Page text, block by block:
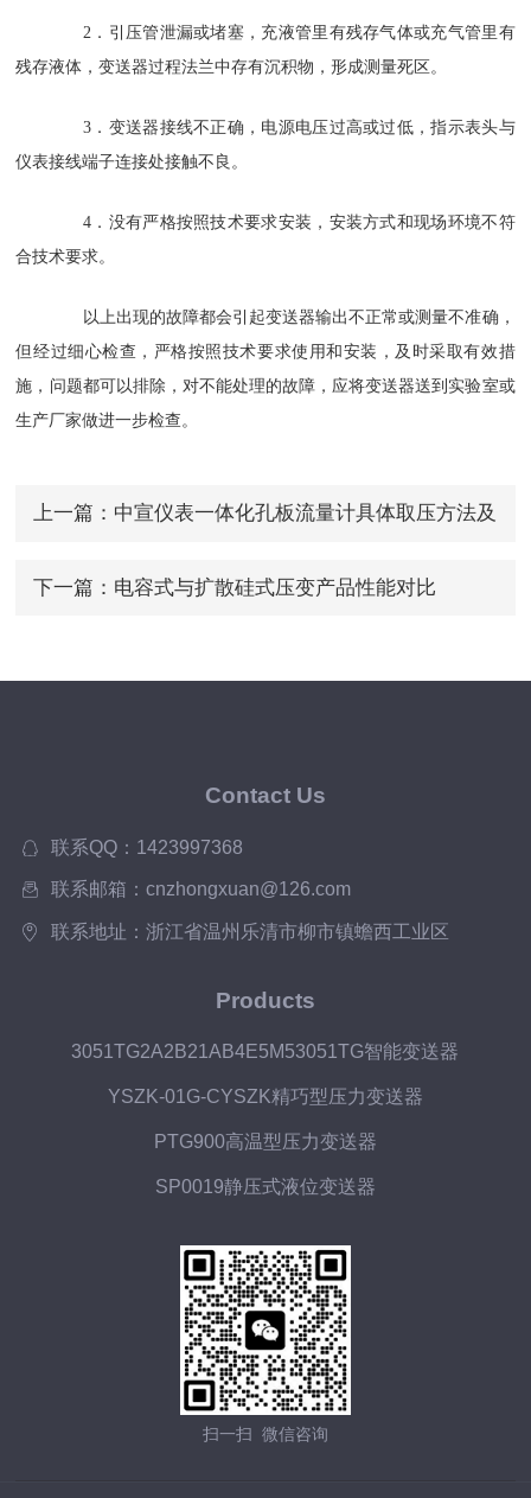
2．引压管泄漏或堵塞，充液管里有残存气体或充气管里有
残存液体，变送器过程法兰中存有沉积物，形成测量死区。
3．变送器接线不正确，电源电压过高或过低，指示表头与
仪表接线端子连接处接触不良。
4．没有严格按照技术要求安装，安装方式和现场环境不符
合技术要求。
以上出现的故障都会引起变送器输出不正常或测量不准确，
但经过细心检查，严格按照技术要求使用和安装，及时采取有效措
施，问题都可以排除，对不能处理的故障，应将变送器送到实验室或
生产厂家做进一步检查。
上一篇： 中宣仪表一体化孔板流量计具体取压方法及
下一篇： 电容式与扩散硅式压变产品性能对比
Contact Us
联系QQ：1423997368
联系邮箱：cnzhongxuan@126.com
联系地址：浙江省温州乐清市柳市镇蟾西工业区
Products
3051TG2A2B21AB4E5M53051TG智能变送器
YSZK-01G-CYSZK精巧型压力变送器
PTG900高温型压力变送器
SP0019静压式液位变送器
扫一扫 微信咨询